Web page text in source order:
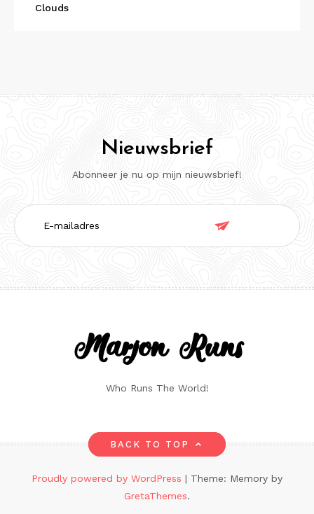
Clouds
Nieuwsbrief
Abonneer je nu op mijn nieuwsbrief!
E-
mailadres

Marjon Runs
Who Runs The World!
BACK TO TOP
Proudly powered by WordPress | Theme: Memory by
GretaThemes.